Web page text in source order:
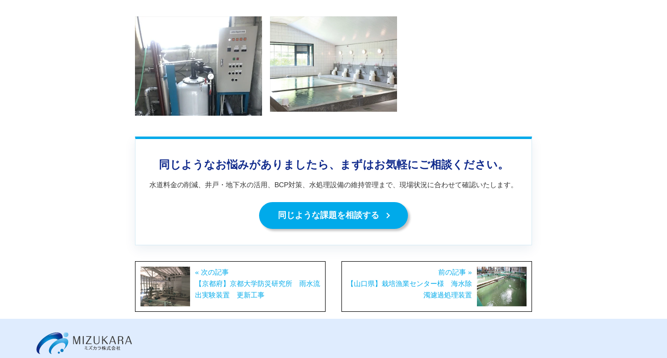
同じようなお悩みがありましたら、まずはお気軽にご相談ください。
水道料金の削減、井戸・地下水の活用、BCP対策、水処理設備の維持管理まで、現場状況に合わせて確認いたします。
同じような課題を相談する
« 次の記事
【京都府】京都大学防災研究所 雨水流
出実験装置 更新工事
前の記事 »
【山口県】栽培漁業センター様 海水除
濁濾過処理装置